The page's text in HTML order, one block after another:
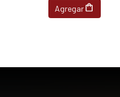
Agregar